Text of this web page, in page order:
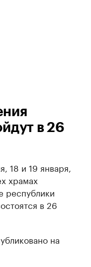
в 26
18 и 19 января,
храмах
республики
в 26
на